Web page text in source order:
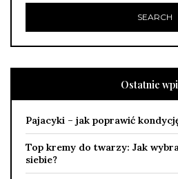
Ostatnie
Pajacyki – jak poprawić
Top kremy do twarzy: Jak
siebie?